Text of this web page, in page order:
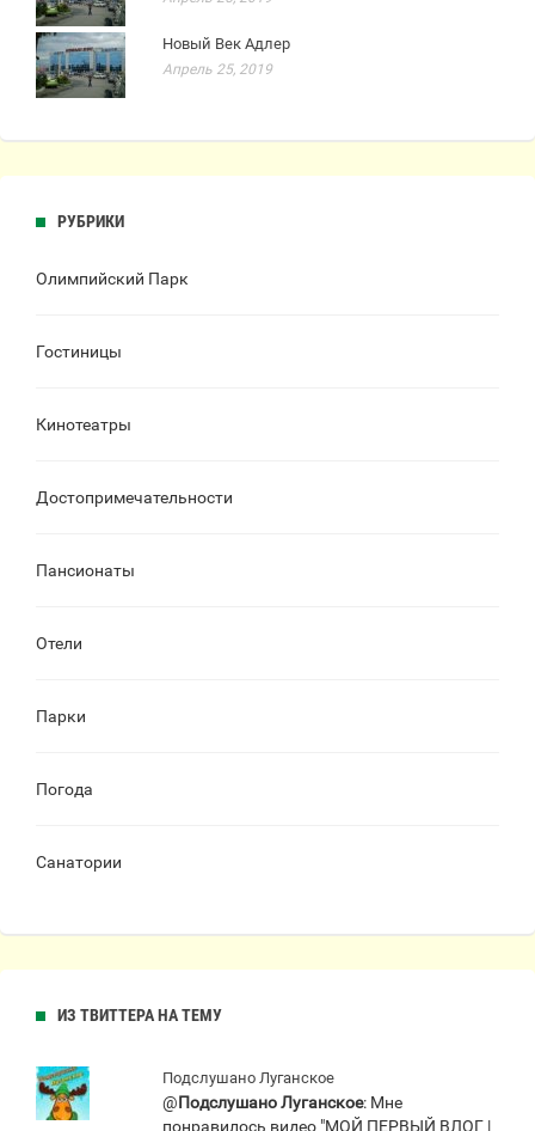
Новый Век Адлер
Апрель 25, 2019
РУБРИКИ
Олимпийский Парк
Гостиницы
Кинотеатры
Достопримечательности
Пансионаты
Отели
Парки
Погода
Санатории
ИЗ ТВИТТЕРА НА ТЕМУ
Подслушано Луганское
@Подслушано Луганское: Мне
понравилось видео "МОЙ ПЕРВЫЙ ВЛОГ |